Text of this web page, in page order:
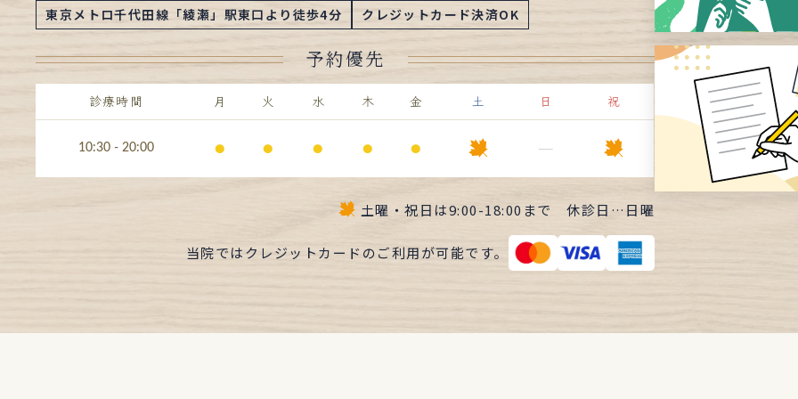
東京メトロ千代田線「綾瀬」駅東口より徒歩4分 クレジットカード決済OK
予約優先
診療時間 月 火 水 木 金 土 日 祝
10:30 - 20:00 ⚫︎ ⚫︎ ⚫︎ ⚫︎ ⚫︎ ー
土曜・祝日は9:00-18:00まで 休診日…日曜
当院ではクレジットカードのご利用が可能です。